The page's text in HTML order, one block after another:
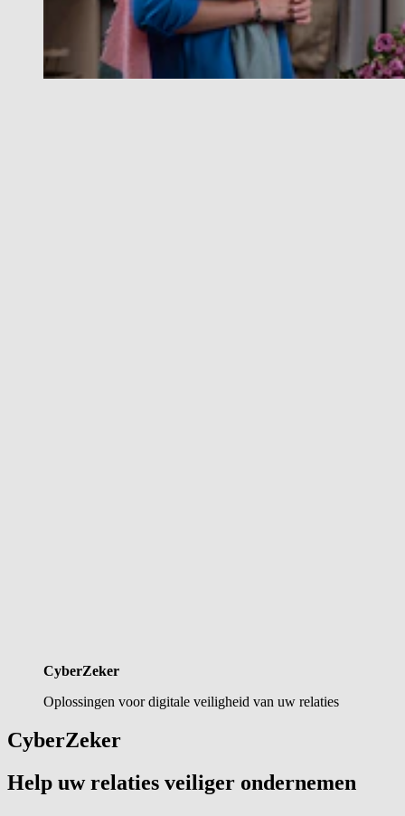
CyberZeker
Oplossingen voor digitale veiligheid van uw relaties
CyberZeker
Help uw relaties veiliger ondernemen